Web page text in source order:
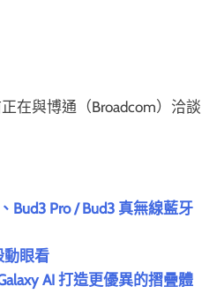
在與博通（Broadcom）洽談
Bud3 Pro / Bud3 真無線藍牙
動眼看
AI 打造更優異的摺疊體